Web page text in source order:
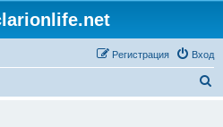
Вход
Регистрация